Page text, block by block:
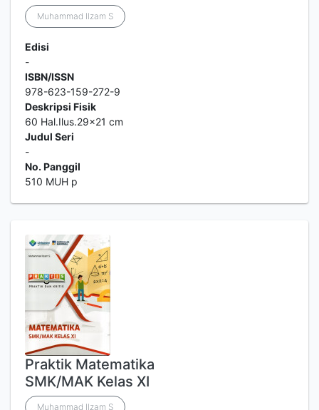
Muhammad Ilzam S
Edisi
-
ISBN/ISSN
978-623-159-272-9
Deskripsi Fisik
60 Hal.Ilus.29x21 cm
Judul Seri
-
No. Panggil
510 MUH p
Praktik Matematika
SMK/MAK Kelas XI
Muhammad Ilzam S